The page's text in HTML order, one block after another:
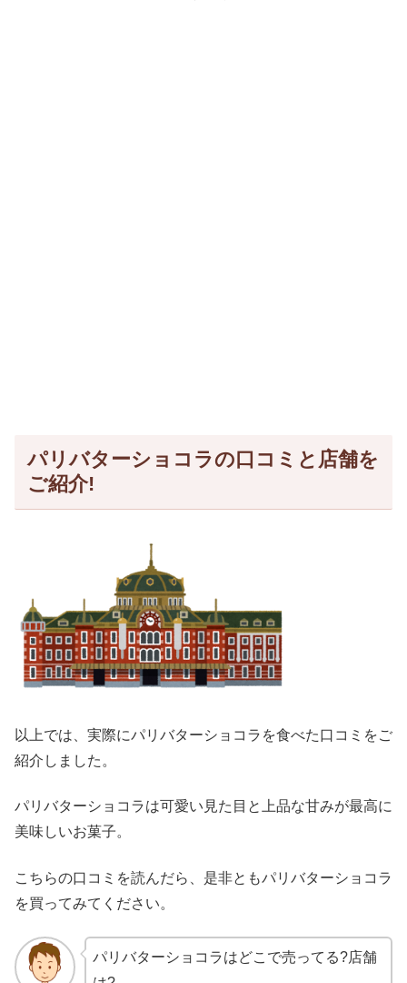
パリバターショコラの口コミと店舗を
ご紹介!
以上では、実際にパリバターショコラを食べた口コミをご
紹介しました。
パリバターショコラは可愛い見た目と上品な甘みが最高に
美味しいお菓子。
こちらの口コミを読んだら、是非ともパリバターショコラ
を買ってみてください。
パリバターショコラはどこで売ってる?店舗